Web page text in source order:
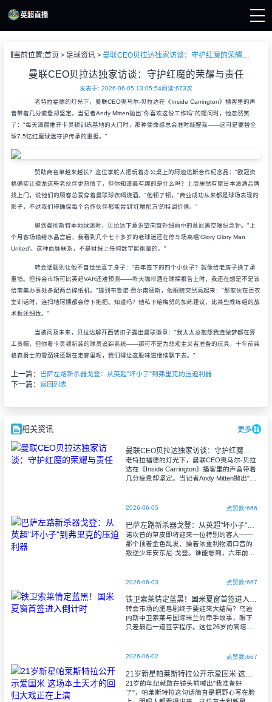
播
当前位置:首页 足球资讯 曼联CEO贝拉达独家访谈：守护红魔的荣耀与责任
曼联CEO贝拉达独家访谈：守护红魔的荣耀与责任
发表于: 2026-06-05 13:05:54阅读:673次
老特拉福德的灯光下，曼联CEO奥马尔-贝拉达在《Inside Carrington》播客里的声
音带着几分疲惫却坚定。当记者Andy Mitten抛出"你喜欢这份工作吗"的提问时，他忽然笑
了："每天清晨推开卡灵顿训练基地的大门时，那种使命感总会准时敲醒我——这可是要替全
球7.5亿红魔球迷守护传承的重担。"
赞助商名单越来越长？这位掌舵人把玩着办公桌上的阿迪达斯合作纪念品："欧冠资
格确实让骁龙这些老伙伴更热情了，但你知道最有趣的是什么吗？上周居然有家日本清酒品牌
找上门，说他们的顾客总爱穿着曼联球衣喝烧酒。"他顿了顿，"商业成功从来都是球场表现的
影子，不过我们得确保每个合作伙伴都能尝到'红魔配方'的特调价值。"
聊到曼彻斯特本地球迷时，贝拉达下意识望向窗外细雨中的慕尼黑空难纪念钟。"上
个月客场输给水晶宫后，我看到几个七十多岁的老球迷还在停车场高唱'Glory Glory Man
United'。这种血脉联系，不是财报上任何数字能衡量的。"
转会话题则让他不自觉坐直了身子："去年签下的四个小伙子？就像给老房子换了承
重墙。但转会市场可比英超VAR还难预测——昨天咖啡洒在球探报告上时，我还在想是不是该
给南美办事处多配两台碎纸机。"提到布鲁诺-费尔南德斯，他眼睛突然亮起来："那家伙在更衣
室训话时，连扫地阿姨都会停下拖把。知道吗？他私下给梅努的加练建议，比某些教练组的战
术板还细致。"
当被问及未来，贝拉达解开西装扣子露出曼联徽章："我太太总抱怨我连做梦都在算
工资帽，但你看卡灵顿新装的球员追踪系统——那可不是为悲观主义者准备的玩具。十年前弗
格森爵士的雪茄味还飘在走廊里呢，我们得让这股味道继续飘下去。"
上一篇： 巴萨左路新杀器戈登：从英超"坏小子"到弗里克的压迫利器
下一篇： 返回列表
相关资讯 更多
曼联CEO贝拉达独家访谈：守护红魔的荣耀与责任
老特拉福德的灯光下，曼联CEO奥马尔-贝拉
达在《Inside Carrington》播客里的声音带着
几分疲惫却坚定。当记者Andy Mitten抛出"你
2026-06-05 点赞数:666
巴萨左路新杀器戈登：从英超"坏小子"到弗里克的压迫利器
诺坎普的草皮即将迎来一位特别的客人——
那个顶着金色乱发、操着浓重利物浦口音的
叛逆少年安东尼-戈登。谁能想到，六年前还
2026-06-03 点赞数:667
铁卫索莱情定蓝黑！国米夏窗首签进入倒计时
转会市场的肥皂剧终于要迎来大结局？乌迪
内斯中卫索莱与国际米兰的牵手故事，眼下
只差最后一道签字程序。这位26岁的高塔中
2026-06-02 点赞数:667
21岁新星帕莱斯特拉公开示爱国米 这场本土天才的回归大戏正在上演
21岁的年纪就敢在镜头前喊出"我准备好
了"，帕莱斯特拉这句话简直是把野心写在脸